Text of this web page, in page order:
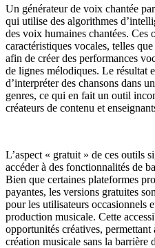
Un générateur de voix chantée
qui utilise des algorithmes
des voix humaines chantées. Ces
caractéristiques vocales, telles
afin de créer des performances
de lignes mélodiques. Le résultat
d’interpréter des chansons dans
genres, ce qui en fait un outil
créateurs de contenu et
L’aspect « gratuit » de ces outils
accéder à des fonctionnalités de
Bien que certaines plateformes
payantes, les versions gratuites
pour les utilisateurs occasionnels
production musicale. Cette
opportunités créatives, permettant
création musicale sans la barrière